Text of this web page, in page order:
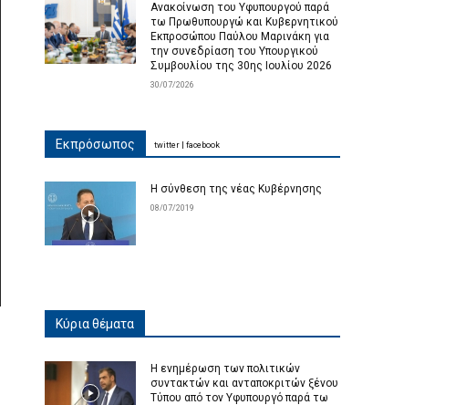
Ανακοίνωση του Υφυπουργού παρά
τω Πρωθυπουργώ και Κυβερνητικού
Εκπροσώπου Παύλου Μαρινάκη για
την συνεδρίαση του Υπουργικού
Συμβουλίου της 30ης Ιουλίου 2026
30/07/2026
Εκπρόσωπος
Η σύνθεση της νέας Κυβέρνησης
08/07/2019
twitter facebook
Κύρια θέματα
Η ενημέρωση των πολιτικών
συντακτών και ανταποκριτών ξένου
Τύπου από τον Υφυπουργό παρά τω